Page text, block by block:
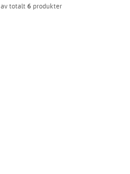
av totalt6 produkter